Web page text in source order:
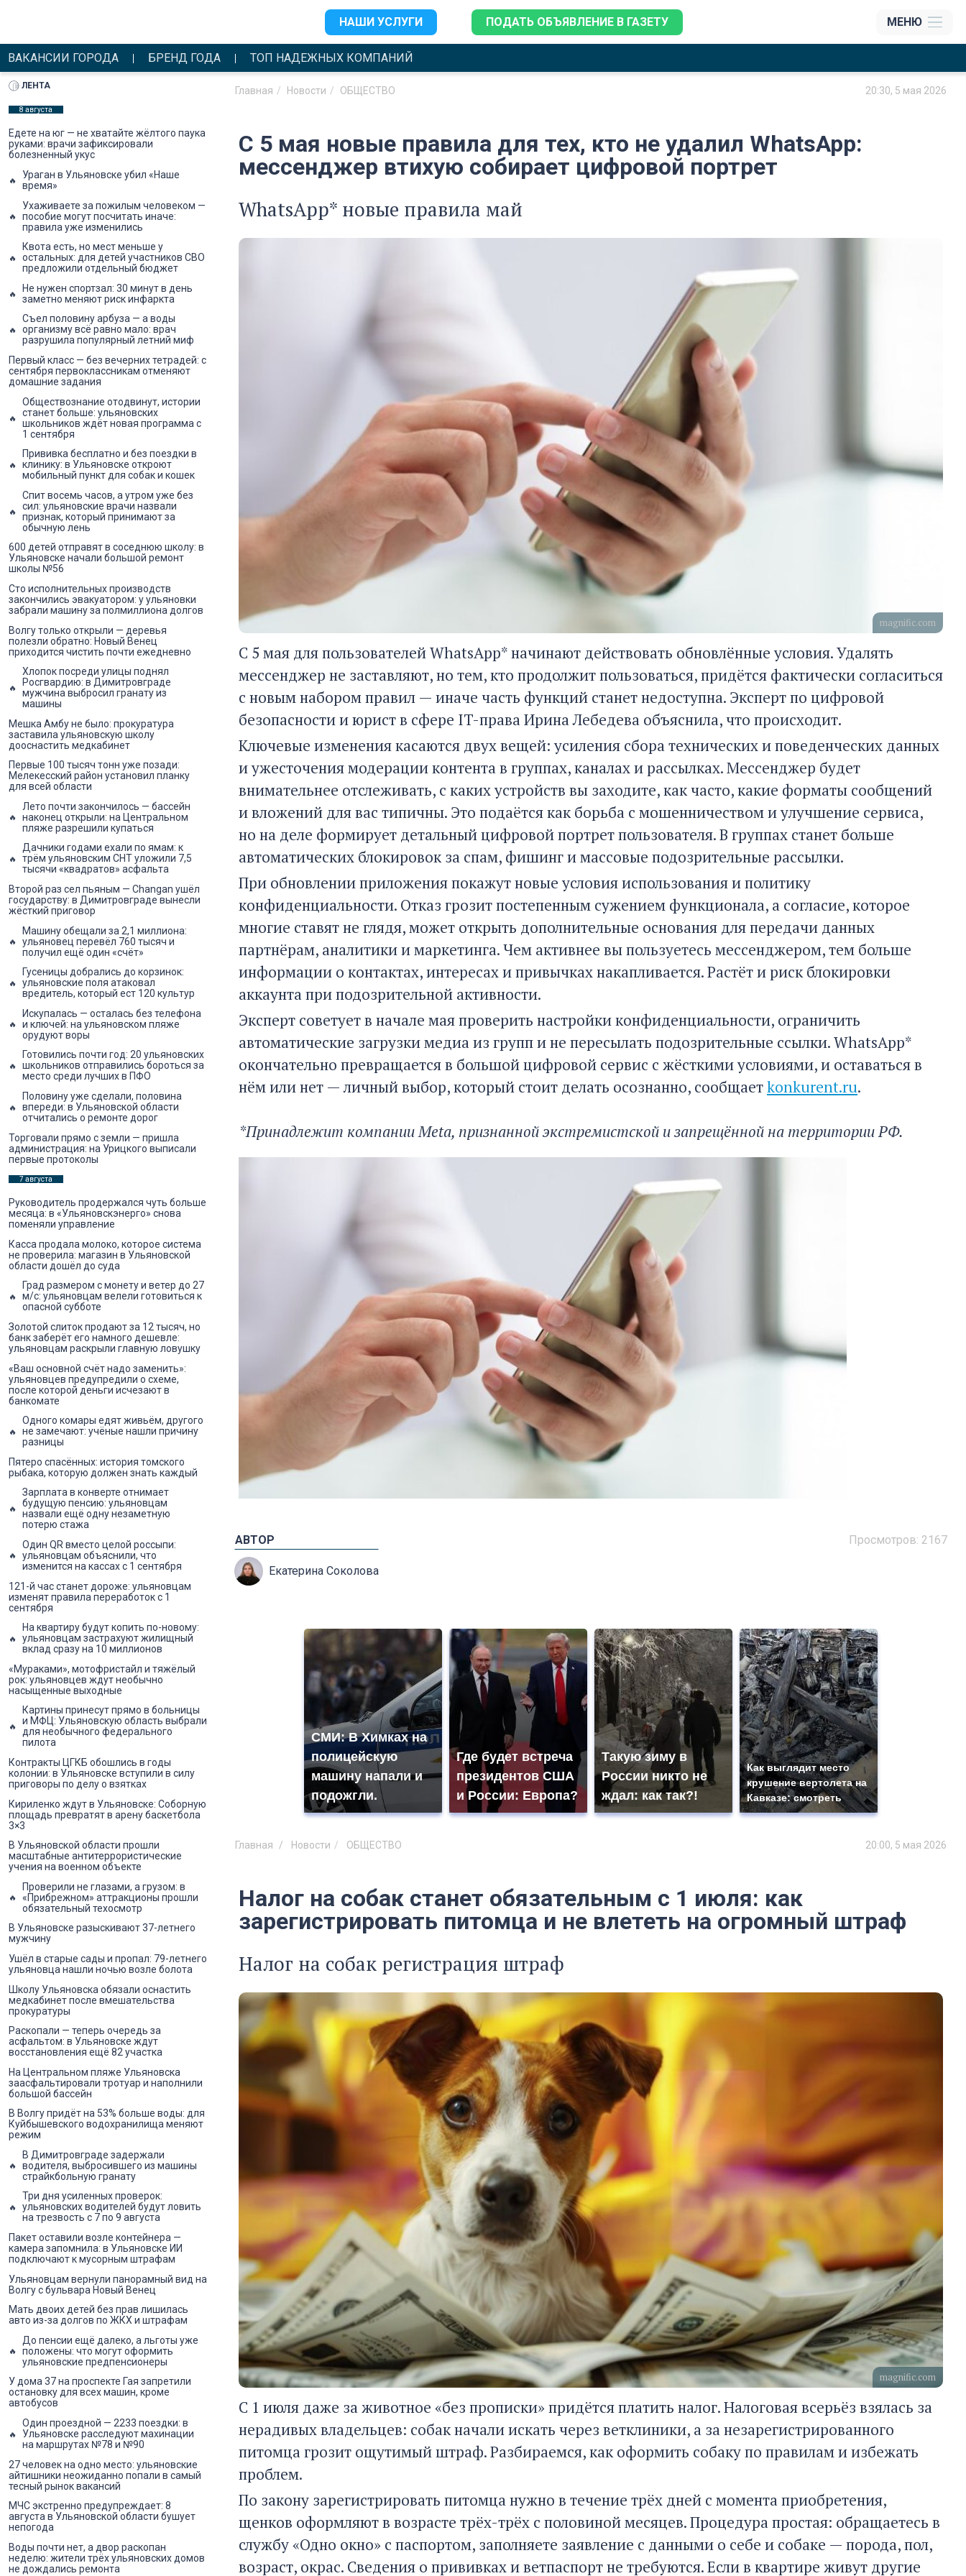
НАШИ УСЛУГИ ПОДАТЬ ОБЪЯВЛЕНИЕ В ГАЗЕТУ МЕНЮ
ВАКАНСИИ ГОРОДА БРЕНД ГОДА ТОП НАДЕЖНЫХ КОМПАНИЙ
Главная Новости ОБЩЕСТВО 20:30, 5 мая 2026
С 5 мая новые правила для тех, кто не удалил WhatsApp:
мессенджер втихую собирает цифровой портрет
WhatsApp* новые правила май
magnific.com
С 5 мая для пользователей WhatsApp* начинают действовать обновлённые условия. Удалять
мессенджер не заставляют, но тем, кто продолжит пользоваться, придётся фактически согласиться
с новым набором правил — иначе часть функций станет недоступна. Эксперт по цифровой
безопасности и юрист в сфере IT-права Ирина Лебедева объяснила, что происходит.
Ключевые изменения касаются двух вещей: усиления сбора технических и поведенческих данных
и ужесточения модерации контента в группах, каналах и рассылках. Мессенджер будет
внимательнее отслеживать, с каких устройств вы заходите, как часто, какие форматы сообщений
и вложений для вас типичны. Это подаётся как борьба с мошенничеством и улучшение сервиса,
но на деле формирует детальный цифровой портрет пользователя. В группах станет больше
автоматических блокировок за спам, фишинг и массовые подозрительные рассылки.
При обновлении приложения покажут новые условия использования и политику
конфиденциальности. Отказ грозит постепенным сужением функционала, а согласие, которое
многие ставят не глядя, может открыть дополнительные основания для передачи данных
партнёрам, аналитики и маркетинга. Чем активнее вы пользуетесь мессенджером, тем больше
информации о контактах, интересах и привычках накапливается. Растёт и риск блокировки
аккаунта при подозрительной активности.
Эксперт советует в начале мая проверить настройки конфиденциальности, ограничить
автоматические загрузки медиа из групп и не пересылать подозрительные ссылки. WhatsApp*
окончательно превращается в большой цифровой сервис с жёсткими условиями, и оставаться в
нём или нет — личный выбор, который стоит делать осознанно, сообщаетkonkurent.ru.
*Принадлежит компании Meta, признанной экстремистской и запрещённой на территории РФ.
Просмотров: 2167
АВТОР
Екатерина Соколова
СМИ: В Химках на
полицейскую
машину напали и
подожгли.
Где будет встреча
президентов США
и России: Европа?
Такую зиму в
России никто не
ждал: как так?!
Как выглядит место
крушение вертолета на
Кавказе: смотреть
Главная Новости ОБЩЕСТВО 20:00, 5 мая 2026
Налог на собак станет обязательным с 1 июля: как
зарегистрировать питомца и не влететь на огромный штраф
Налог на собак регистрация штраф
magnific.com
С 1 июля даже за животное «без прописки» придётся платить налог. Налоговая всерьёз взялась за
нерадивых владельцев: собак начали искать через ветклиники, а за незарегистрированного
питомца грозит ощутимый штраф. Разбираемся, как оформить собаку по правилам и избежать
проблем.
По закону зарегистрировать питомца нужно в течение трёх дней с момента приобретения,
щенков оформляют в возрасте трёх-трёх с половиной месяцев. Процедура простая: обращаетесь в
службу «Одно окно» с паспортом, заполняете заявление с данными о себе и собаке — порода, пол,
возраст, окрас. Сведения о прививках и ветпаспорт не требуются. Если в квартире живут другие
ЛЕНТА
8 августа
Едете на юг — не хватайте жёлтого паука
руками: врачи зафиксировали
болезненный укус
Ураган в Ульяновске убил «Наше
время»
Ухаживаете за пожилым человеком —
пособие могут посчитать иначе:
правила уже изменились
Квота есть, но мест меньше у
остальных: для детей участников СВО
предложили отдельный бюджет
Не нужен спортзал: 30 минут в день
заметно меняют риск инфаркта
Съел половину арбуза — а воды
организму всё равно мало: врач
разрушила популярный летний миф
Первый класс — без вечерних тетрадей: с
сентября первоклассникам отменяют
домашние задания
Обществознание отодвинут, истории
станет больше: ульяновских
школьников ждёт новая программа с
1 сентября
Прививка бесплатно и без поездки в
клинику: в Ульяновске откроют
мобильный пункт для собак и кошек
Спит восемь часов, а утром уже без
сил: ульяновские врачи назвали
признак, который принимают за
обычную лень
600 детей отправят в соседнюю школу: в
Ульяновске начали большой ремонт
школы №56
Сто исполнительных производств
закончились эвакуатором: у ульяновки
забрали машину за полмиллиона долгов
Волгу только открыли — деревья
полезли обратно: Новый Венец
приходится чистить почти ежедневно
Хлопок посреди улицы поднял
Росгвардию: в Димитровграде
мужчина выбросил гранату из
машины
Мешка Амбу не было: прокуратура
заставила ульяновскую школу
дооснастить медкабинет
Первые 100 тысяч тонн уже позади:
Мелекесский район установил планку
для всей области
Лето почти закончилось — бассейн
наконец открыли: на Центральном
пляже разрешили купаться
Дачники годами ехали по ямам: к
трём ульяновским СНТ уложили 7,5
тысячи «квадратов» асфальта
Второй раз сел пьяным — Changan ушёл
государству: в Димитровграде вынесли
жёсткий приговор
Машину обещали за 2,1 миллиона:
ульяновец перевёл 760 тысяч и
получил ещё один «счёт»
Гусеницы добрались до корзинок:
ульяновские поля атаковал
вредитель, который ест 120 культур
Искупалась — осталась без телефона
и ключей: на ульяновском пляже
орудуют воры
Готовились почти год: 20 ульяновских
школьников отправились бороться за
место среди лучших в ПФО
Половину уже сделали, половина
впереди: в Ульяновской области
отчитались о ремонте дорог
Торговали прямо с земли — пришла
администрация: на Урицкого выписали
первые протоколы
7 августа
Руководитель продержался чуть больше
месяца: в «Ульяновскэнерго» снова
поменяли управление
Касса продала молоко, которое система
не проверила: магазин в Ульяновской
области дошёл до суда
Град размером с монету и ветер до 27
м/с: ульяновцам велели готовиться к
опасной субботе
Золотой слиток продают за 12 тысяч, но
банк заберёт его намного дешевле:
ульяновцам раскрыли главную ловушку
«Ваш основной счёт надо заменить»:
ульяновцев предупредили о схеме,
после которой деньги исчезают в
банкомате
Одного комары едят живьём, другого
не замечают: учёные нашли причину
разницы
Пятеро спасённых: история томского
рыбака, которую должен знать каждый
Зарплата в конверте отнимает
будущую пенсию: ульяновцам
назвали ещё одну незаметную
потерю стажа
Один QR вместо целой россыпи:
ульяновцам объяснили, что
изменится на кассах с 1 сентября
121-й час станет дороже: ульяновцам
изменят правила переработок с 1
сентября
На квартиру будут копить по-новому:
ульяновцам застрахуют жилищный
вклад сразу на 10 миллионов
«Мураками», мотофристайл и тяжёлый
рок: ульяновцев ждут необычно
насыщенные выходные
Картины принесут прямо в больницы
и МФЦ: Ульяновскую область выбрали
для необычного федерального
пилота
Контракты ЦГКБ обошлись в годы
колонии: в Ульяновске вступили в силу
приговоры по делу о взятках
Кириленко ждут в Ульяновске: Соборную
площадь превратят в арену баскетбола
3×3
В Ульяновской области прошли
масштабные антитеррористические
учения на военном объекте
Проверили не глазами, а грузом: в
«Прибрежном» аттракционы прошли
обязательный техосмотр
В Ульяновске разыскивают 37-летнего
мужчину
Ушёл в старые сады и пропал: 79-летнего
ульяновца нашли ночью возле болота
Школу Ульяновска обязали оснастить
медкабинет после вмешательства
прокуратуры
Раскопали — теперь очередь за
асфальтом: в Ульяновске ждут
восстановления ещё 82 участка
На Центральном пляже Ульяновска
заасфальтировали тротуар и наполнили
большой бассейн
В Волгу придёт на 53% больше воды: для
Куйбышевского водохранилища меняют
режим
В Димитровграде задержали
водителя, выбросившего из машины
страйкбольную гранату
Три дня усиленных проверок:
ульяновских водителей будут ловить
на трезвость с 7 по 9 августа
Пакет оставили возле контейнера —
камера запомнила: в Ульяновске ИИ
подключают к мусорным штрафам
Ульяновцам вернули панорамный вид на
Волгу с бульвара Новый Венец
Мать двоих детей без прав лишилась
авто из-за долгов по ЖКХ и штрафам
До пенсии ещё далеко, а льготы уже
положены: что могут оформить
ульяновские предпенсионеры
У дома 37 на проспекте Гая запретили
остановку для всех машин, кроме
автобусов
Один проездной — 2233 поездки: в
Ульяновске расследуют махинации
на маршрутах №78 и №90
27 человек на одно место: ульяновские
айтишники неожиданно попали в самый
тесный рынок вакансий
МЧС экстренно предупреждает: 8
августа в Ульяновской области бушует
непогода
Воды почти нет, а двор раскопан
неделю: жители трёх ульяновских домов
не дождались ремонта